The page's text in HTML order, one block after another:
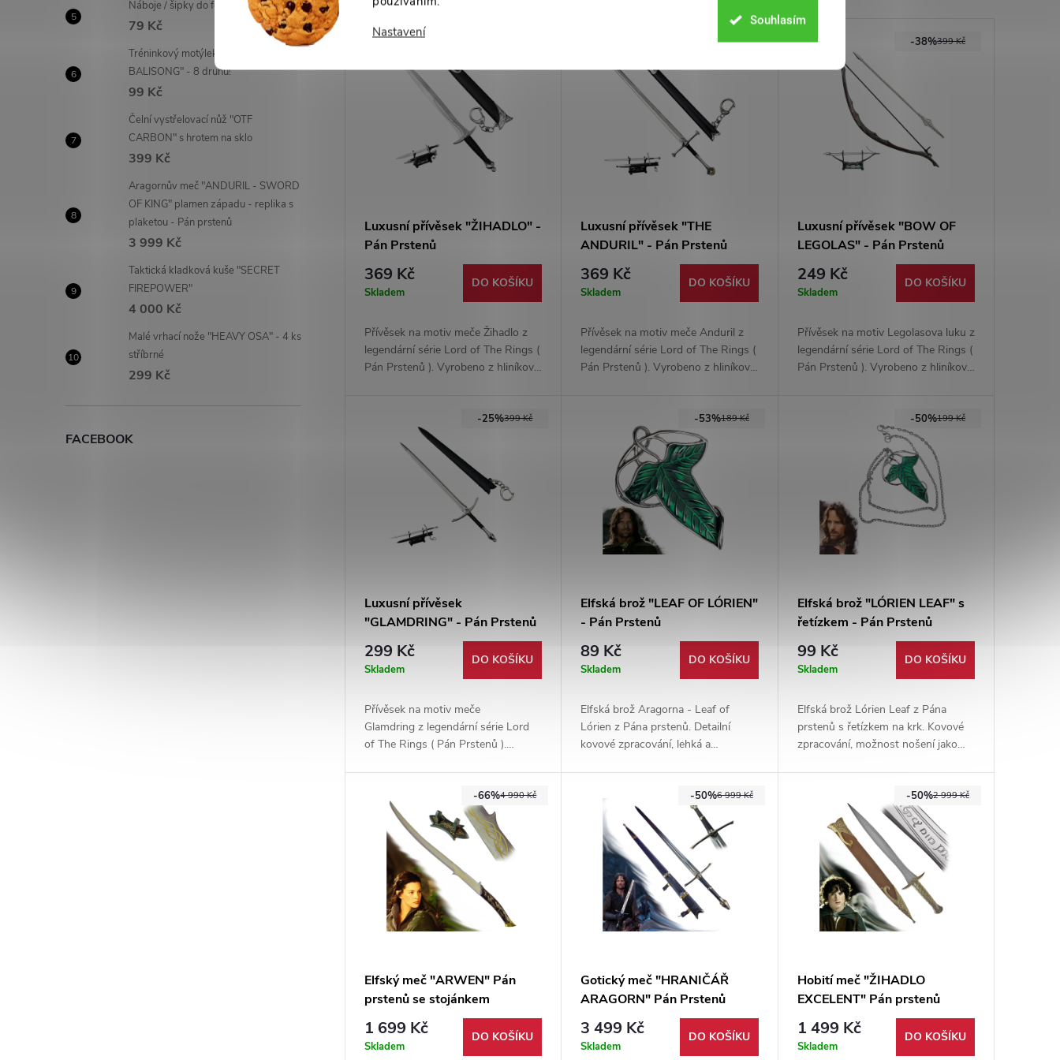
Nastavení
Souhlasím
Náboje / šipky do foukaček - 20 ks!
79 Kč
Tréninkový motýlek "FANTASY
BALISONG" - 8 druhů!
99 Kč
Čelní vystřelovací nůž "OTF
CARBON" s hrotem na sklo
399 Kč
Aragornův meč "ANDURIL - SWORD
OF KING" plamen západu - replika s
plaketou - Pán prstenů
3 999 Kč
Taktická kladková kuše "SECRET
FIREPOWER"
4 000 Kč
Malé vrhací nože "HEAVY OSA" - 4 ks
stříbrné
299 Kč
FACEBOOK
Luxusní přívěsek "ŽIHADLO" -
Pán Prstenů
369 Kč
Skladem
DO KOŠÍKU
Přívěsek na motiv meče Žihadlo z
legendární série Lord of The Rings (
Pán Prstenů ). Vyrobeno z hliníkové
599 Kč
-38%
Luxusní přívěsek "THE
ANDURIL" - Pán Prstenů
369 Kč
Skladem
DO KOŠÍKU
Přívěsek na motiv meče Anduril z
legendární série Lord of The Rings (
Pán Prstenů ). Vyrobeno z hliníkové
399 Kč
-38%
Luxusní přívěsek "BOW OF
LEGOLAS" - Pán Prstenů
249 Kč
Skladem
DO KOŠÍKU
Přívěsek na motiv Legolasova luku z
legendární série Lord of The Rings (
Pán Prstenů ). Vyrobeno z hliníkové
399 Kč
-25%
Luxusní přívěsek
"GLAMDRING" - Pán Prstenů
299 Kč
Skladem
DO KOŠÍKU
Přívěsek na motiv meče
Glamdring z legendární série Lord
of The Rings ( Pán Prstenů ).
189 Kč
-53%
Elfská brož "LEAF OF LÓRIEN"
- Pán Prstenů
89 Kč
Skladem
DO KOŠÍKU
Elfská brož Aragorna - Leaf of
Lórien z Pána prstenů. Detailní
kovové zpracování, lehká a
199 Kč
-50%
Elfská brož "LÓRIEN LEAF" s
řetízkem - Pán Prstenů
99 Kč
Skladem
DO KOŠÍKU
Elfská brož Lórien Leaf z Pána
prstenů s řetízkem na krk. Kovové
zpracování, možnost nošení jako
4 990 Kč
-66%
Elfský meč "ARWEN" Pán
prstenů se stojánkem
1 699 Kč
Skladem
DO KOŠÍKU
6 999 Kč
-50%
Gotický meč "HRANIČÁŘ
ARAGORN" Pán Prstenů
3 499 Kč
Skladem
DO KOŠÍKU
2 999 Kč
-50%
Hobití meč "ŽIHADLO
EXCELENT" Pán prstenů
1 499 Kč
Skladem
DO KOŠÍKU